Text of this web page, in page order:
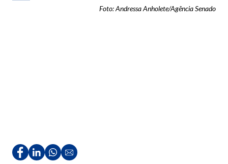
Foto: Andressa Anholete/Agência Senado